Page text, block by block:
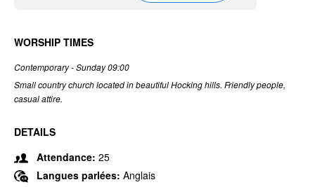
WORSHIP TIMES
Contemporary - Sunday 09:00
Small country church located in beautiful Hocking hills. Friendly people,
casual attire.
DETAILS
Attendance: 25
Langues parlées: Anglais